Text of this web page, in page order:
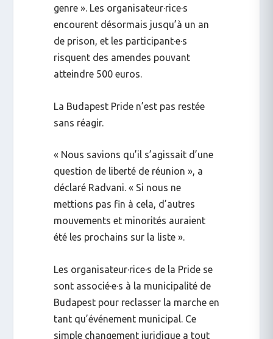
genre ». Les organisateur·rice·s
encourent désormais jusqu’à un an
de prison, et les participant·e·s
risquent des amendes pouvant
atteindre 500 euros.
La Budapest Pride n’est pas restée
sans réagir.
« Nous savions qu’il s’agissait d’une
question de liberté de réunion », a
déclaré Radvani. « Si nous ne
mettions pas fin à cela, d’autres
mouvements et minorités auraient
été les prochains sur la liste ».
Les organisateur·rice·s de la Pride se
sont associé·e·s à la municipalité de
Budapest pour reclasser la marche en
tant qu’événement municipal. Ce
simple changement juridique a tout